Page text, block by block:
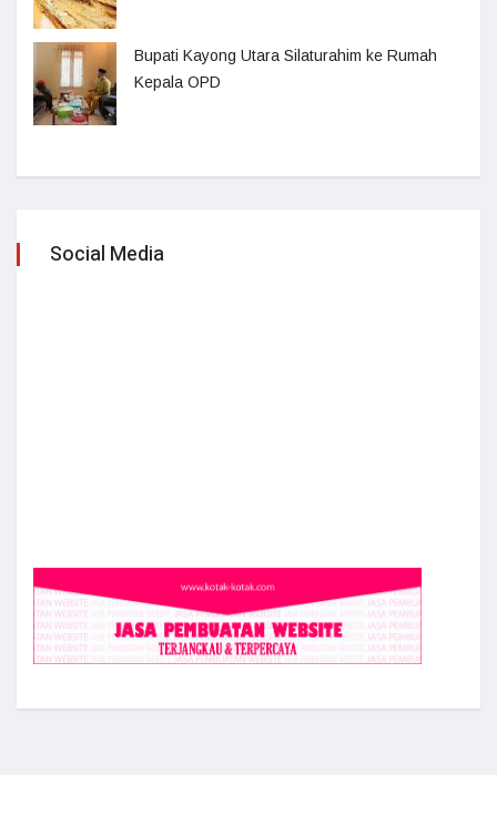
Bupati Kayong Utara Silaturahim ke Rumah
Kepala OPD
Social Media